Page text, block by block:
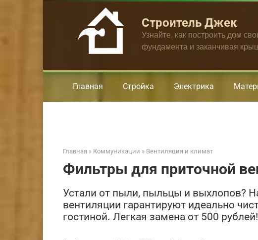
Строитель Джек
Узнайте, как построить дом
фундамента и заканчивая
Главная Стройка Электрика
Главная » Коммуникации » Вентиляция и климат
Фильтры для приточной
Устали от пыли, пыльцы и выхлопов?
вентиляции гарантируют идеально
гостиной. Легкая замена от 500 рублей!